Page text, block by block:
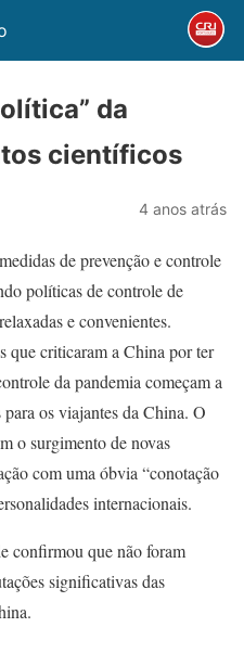
da
científicos
4 anos atrás
de prevenção e controle
políticas de controle de
e convenientes.
que criticaram a China por ter
da pandemia começam a
os viajantes da China. O
o surgimento de novas
com uma óbvia “conotação
internacionais.
confirmou que não foram
significativas das